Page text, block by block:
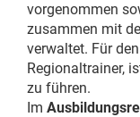
vorgenommen
zusammen mit
verwaltet. Für
Regionaltrainer,
zu führen.
Im